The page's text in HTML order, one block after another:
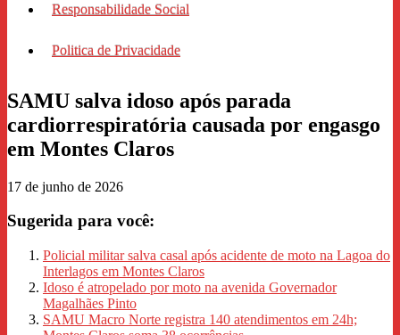
Responsabilidade Social
Politica de Privacidade
SAMU salva idoso após parada
cardiorrespiratória causada por engasgo
em Montes Claros
17 de junho de 2026
Sugerida para você:
Policial militar salva casal após acidente de moto na Lagoa do
Interlagos em Montes Claros
Idoso é atropelado por moto na avenida Governador
Magalhães Pinto
SAMU Macro Norte registra 140 atendimentos em 24h;